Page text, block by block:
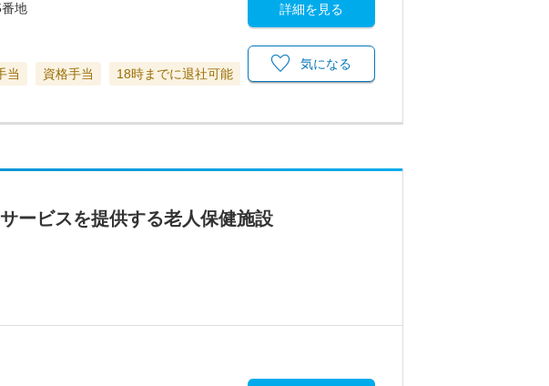
地
当 資格手当 18時までに退社可能
詳細を見る
気になる
ービスを提供する老人保健施設